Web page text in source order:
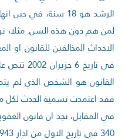
الرشد هو 18 سنة،
لمن هم دون هذه السن. مثلا،
في تاريخ
القانون هو الشخص الذي لم
فقد اعتمدت تسمية الحدث لكل
في المقابل، نجد ان قانون